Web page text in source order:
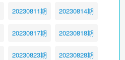
20230811期 20230814期
20230817期 20230818期
20230823期 20230828期